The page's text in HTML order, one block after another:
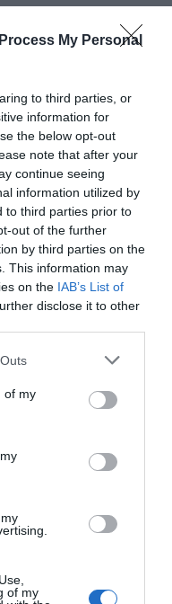
My Personal
to third parties, or
information for
the below opt-out
note that after your
continue seeing
information utilized by
to third parties prior to
out of the further
by third parties on the
This information may
on the IAB’s List of
disclose it to other
of my
of my
el dispositivo
que los
"largas esperas,
.
la
"falta de
fue
acto multitudinario",
y el recorrido
de plástico"